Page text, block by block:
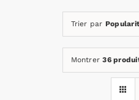
Trier par
Montrer36